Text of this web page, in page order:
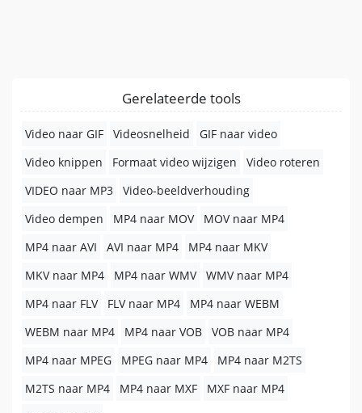
Gerelateerde tools
Video naar GIF Videosnelheid
GIF naar video
Video knippen
Formaat video wijzigen
Video roteren
VIDEO naar MP3
Video-beeldverhouding
Video dempen
MP4 naar MOV
MOV naar MP4
MP4 naar AVI
AVI naar MP4
MP4 naar MKV
MKV naar MP4
MP4 naar WMV
WMV naar MP4
MP4 naar FLV
FLV naar MP4
MP4 naar WEBM
WEBM naar MP4
MP4 naar VOB
VOB naar MP4
MP4 naar MPEG
MPEG naar MP4
MP4 naar M2TS
M2TS naar MP4
MP4 naar MXF
MXF naar MP4